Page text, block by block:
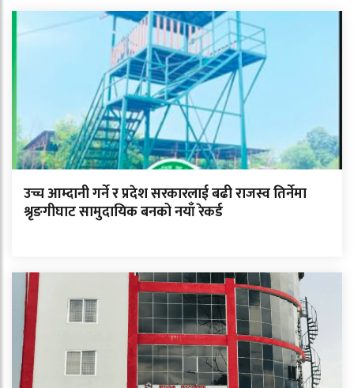
उच्च आम्दानी गर्ने र प्रदेश सरकारलाई बढी राजस्व तिर्नेमा
श्रृङगीघाट सामुदायिक बनको नयाँ रेकर्ड